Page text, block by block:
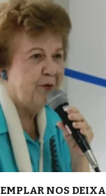
NOS DEIXA